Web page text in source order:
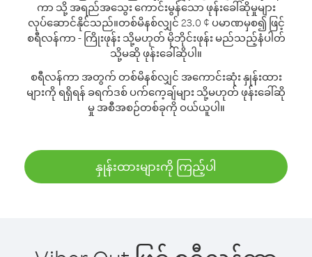
ကာ သို့ အရည်အသွေး ကောင်းမွန်သော ဖုန်းခေါ်ဆိုမှုများ
လုပ်ဆောင်နိုင်သည်။တစ်မိနစ်လျှင် 23.0 ¢ ပမာဏမှစ၍ ဖြင့်
စရီလန်ကာ - ကြိုးဖုန်း သို့မဟုတ် မိုဘိုင်းဖုန်း မည်သည့်နံပါတ်
သို့မဆို ဖုန်းခေါ်ဆိုပါ။
စရီလန်ကာ အတွက် တစ်မိနစ်လျှင် အကောင်းဆုံး နှုန်းထား
များကို ရရှိရန် ခရက်ဒစ် ပက်ကေ့ချ်များ သို့မဟုတ် ဖုန်းခေါ်ဆို
မှု အစီအစဉ်တစ်ခုကို ဝယ်ယူပါ။
နှုန်းထားများကို ကြည့်ပါ